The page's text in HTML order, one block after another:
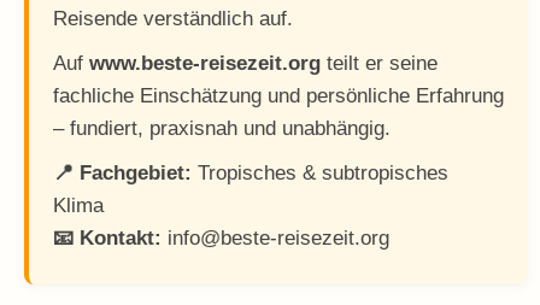
Reisende verständlich auf.
Auf www.beste-reisezeit.org teilt er seine
fachliche Einschätzung und persönliche Erfahrung
– fundiert, praxisnah und unabhängig.
📍 Fachgebiet: Tropisches & subtropisches
Klima
📧 Kontakt: info@beste-reisezeit.org